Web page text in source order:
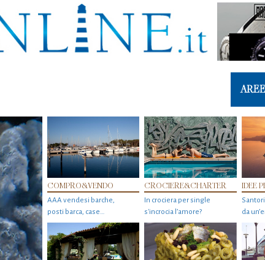
COMPRO&VENDO
AAA vendesi barche,
posti barca, case…
CROCIERE&CHARTER
In crociera per single
s'incrocia l’amore?
IDEE
da